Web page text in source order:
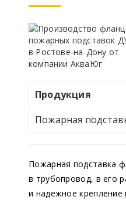
Продукция
Пожарная
Пожарная подставка
в трубопровод, в его
и надежное